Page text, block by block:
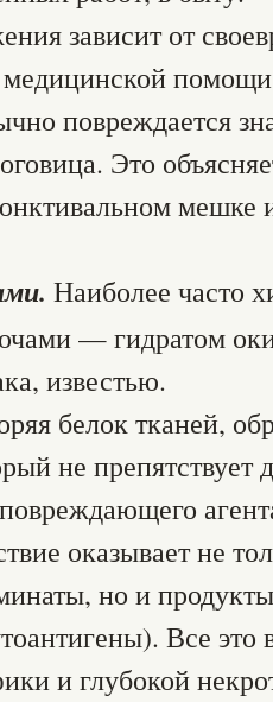
зависит от
медицинской
повреждается
Это
мешке
Наиболее часто
— гидратом
известью.
белок тканей,
не препятствует
оказывает не
но и
Все
и глубокой